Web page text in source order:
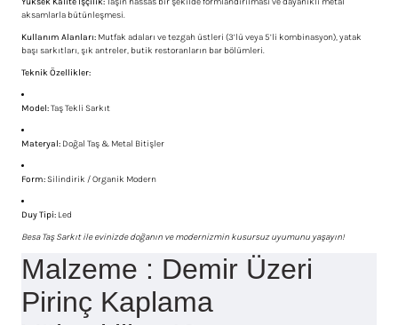
aksamlarla bütünleşmesi.
Kullanım Alanları: Mutfak adaları ve tezgah üstleri (3’lü veya 5’li kombinasyon), yatak
başı sarkıtları, şık antreler, butik restoranların bar bölümleri.
Teknik Özellikler:
Model:Taş Tekli Sarkıt
Materyal: Doğal Taş & Metal Bitişler
Form:Silindirik / Organik Modern
Duy Tipi: Led
Besa Taş Sarkıt ile evinizde doğanın ve modernizmin kusursuz uyumunu yaşayın!
Malzeme : Demir Üzeri
Pirinç Kaplama